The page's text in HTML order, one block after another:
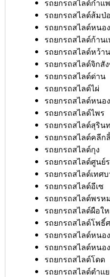
รถยกรถสไลด์กำแ
รถยกรถสไลด์ส้มป่
รถยกรถสไลด์หนอ
รถยกรถสไลด์ก้าน
รถยกรถสไลด์หว้า
รถยกรถสไลด์จิกสั
รถยกรถสไลด์ด่าน
รถยกรถสไลด์ไผ่
รถยกรถสไลด์หนอ
รถยกรถสไลด์ไพร
รถยกรถสไลด์สุริน
รถยกรถสไลด์คลีก
รถยกรถสไลด์กุง
รถยกรถสไลด์ศูนย์
รถยกรถสไลด์เทศ
รถยกรถสไลด์อีเซ
รถยกรถสไลด์พรห
รถยกรถสไลด์ผือใ
รถยกรถสไลด์โพธิ์
รถยกรถสไลด์หนอ
รถยกรถสไลด์หนอ
รถยกรถสไลด์โดด
รถยกรถสไลด์ตำแย